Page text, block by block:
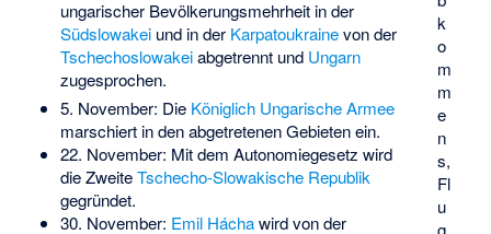
k
o
m
m
e
n
s,
Fl
u
g
ungarischer Bevölkerungsmehrheit in der
Südslowakeiund in der Karpatoukrainevon der
Tschechoslowakeiabgetrennt und Ungarn
zugesprochen.
5. November: Die Königlich Ungarische Armee
marschiert in den abgetretenen Gebieten ein.
22. November: Mit dem Autonomiegesetz wird
die ZweiteTschecho-Slowakische Republik
gegründet.
30. November: Emil Háchawird von der